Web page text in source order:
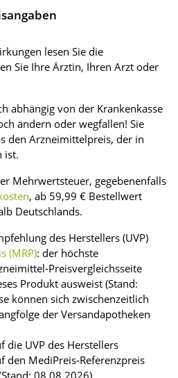
lesen Sie die
Sie Ihre Ärztin, Ihren Arzt oder
abhängig von der Krankenkasse
ändern oder wegfallen! Sie
den Arzneimittelpreis, der in
ist.
Mehrwertsteuer, gegebenenfalls
, ab 59,99 € Bestellwert
Deutschlands.
des Herstellers (UVP)
(MRP): der höchste
Preisvergleichsseite
Produkt ausweist (Stand:
können sich zwischenzeitlich
der Versandapotheken
die UVP des Herstellers
den MediPreis-Referenzpreis
08.08.2026).